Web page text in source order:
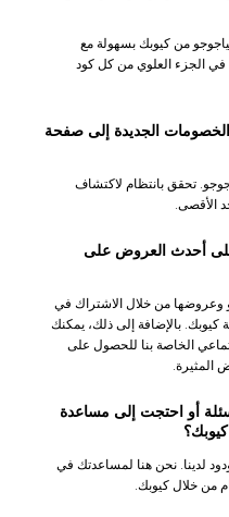
من كيوبك بسهولة مع
في الجزء العلوي من كل كود
الجديدة إلى صفحة
تحقق بانتظام لاكتشاف
الأقصى.
على أحدث العروض على
وعروضها من خلال الاشتراك في
كيوبك. بالإضافة إلى ذلك، يمكنك
الخاصة بنا للحصول على
المثيرة.
أو احتجت إلى مساعدة
لدينا. نحن هنا لمساعدتك في
من خلال كيوبك.